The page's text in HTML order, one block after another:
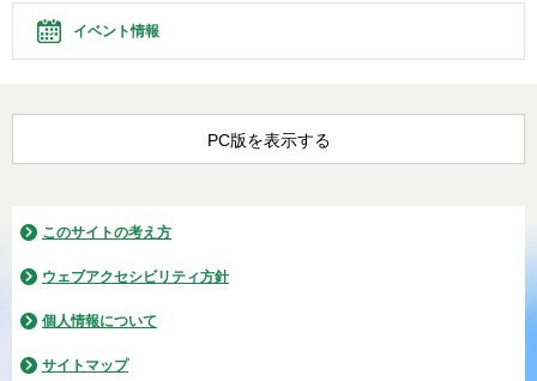
イベント情報
PC版を表示する
このサイトの考え方
ウェブアクセシビリティ方針
個人情報について
サイトマップ